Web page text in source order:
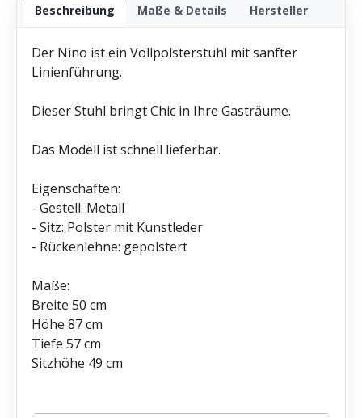
Beschreibung Maße & Details Hersteller
Der Nino ist ein Vollpolsterstuhl mit sanfter
Linienführung.
Dieser Stuhl bringt Chic in Ihre Gasträume.
Das Modell ist schnell lieferbar.
Eigenschaften:
- Gestell: Metall
- Sitz: Polster mit Kunstleder
- Rückenlehne: gepolstert
Maße:
Breite 50 cm
Höhe 87 cm
Tiefe 57 cm
Sitzhöhe 49 cm